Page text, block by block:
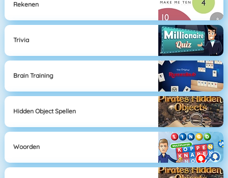
Rekenen
Trivia
Brain Training
Hidden Object Spellen
Woorden